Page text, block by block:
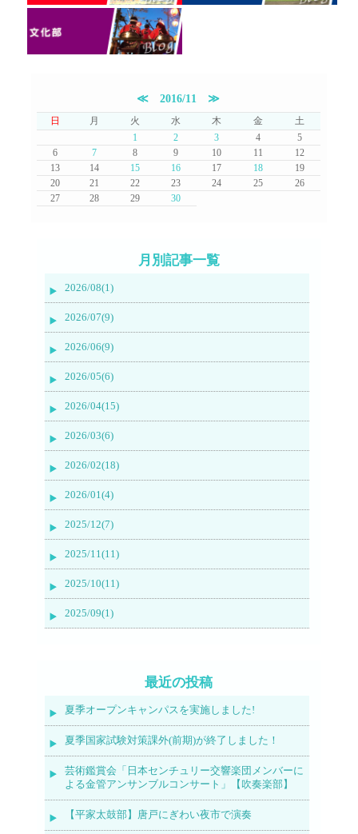
≪ 2016/11 ≫
日 月 火 水 木 金
土
1
2 3 4
5
6
7 8 9 10 11
12
13
14 15 16 17 18
19
20
21 22 23 24 25
26
27
28 29 30
月別記事一覧
2026/08(1)
2026/07(9)
2026/06(9)
2026/05(6)
2026/04(15)
2026/03(6)
2026/02(18)
2026/01(4)
2025/12(7)
2025/11(11)
2025/10(11)
2025/09(1)
最近の投稿
夏季オープンキャンパスを実施しました!
夏季国家試験対策課外(前期)が終了しました！
芸術鑑賞会「日本センチュリー交響楽団メンバーに
よる金管アンサンブルコンサート」【吹奏楽部】
【平家太鼓部】唐戸にぎわい夜市で演奏